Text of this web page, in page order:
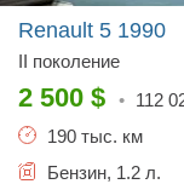
Renault 5 1990
II поколение
2 500 $ • 112
190 тыс. км
Бензин, 1.2 л.